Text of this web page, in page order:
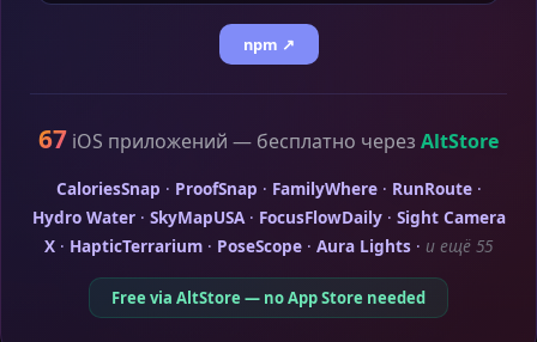
npm ↗
67 iOS приложений — бесплатно через AltStore
CaloriesSnap · ProofSnap · FamilyWhere· RunRoute·
Hydro Water· SkyMapUSA· FocusFlowDaily· Sight Camera
X · HapticTerrarium · PoseScope · Aura Lights · и ещё 55
Free via AltStore — no App Store needed